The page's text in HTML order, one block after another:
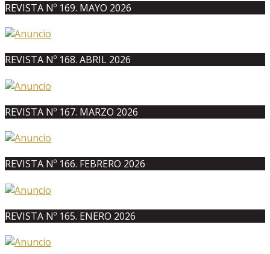
REVISTA Nº 169. MAYO 2026
REVISTA Nº 168. ABRIL 2026
REVISTA Nº 167. MARZO 2026
REVISTA Nº 166. FEBRERO 2026
REVISTA Nº 165. ENERO 2026